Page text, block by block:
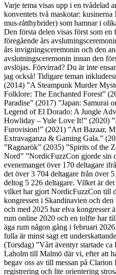
Varje tema visas upp i en tvådelad
konventets två maskotar:
mus-råtthybrider) som hamnar i
Den första delen visas först som en
föregående års
års invigningsceremonin och den
avslutningsceremonin innan den
avslöjas. Förvirrad? Du är inte
jag också! Tidigare teman
(2014) ”A Steampunk Murder
Folklore: The Enchanted Forest”
Paradise” (2017) ”Japan: Samurai
Legend of El Dorado: A Jungle
Howliday – Yule Love It!” (2020)
Furovision!” (2021) ”Art Bazaar,
Extravaganza & Gaming Gala.”
”Ragnarök” (2035) ”Spirits of the
Nord” ”NordicFuzzCon gjorde sin
evenemanget över 170 deltagare
det över 3 704 deltagare från över
deltog 5 226 deltagare. Vilket är
vilket har gjort NordicFuzzCon till
kongressen i Skandinavien och
och med 2025 har elva kongresser
rum online 2020 och en tolfte har
äga rum någon gång i februari
fulla är minst sagt ett
(Torsdag) ”Vårt äventyr startade
Laholm till Malmö där vi, efter att
begav oss av till messan på
registrering och lite orientering